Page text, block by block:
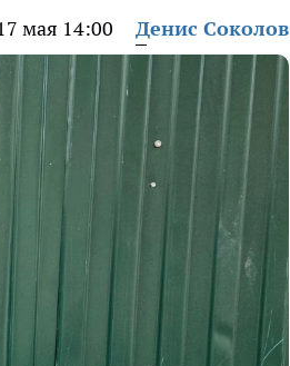
мая 14:00 Денис Соколов